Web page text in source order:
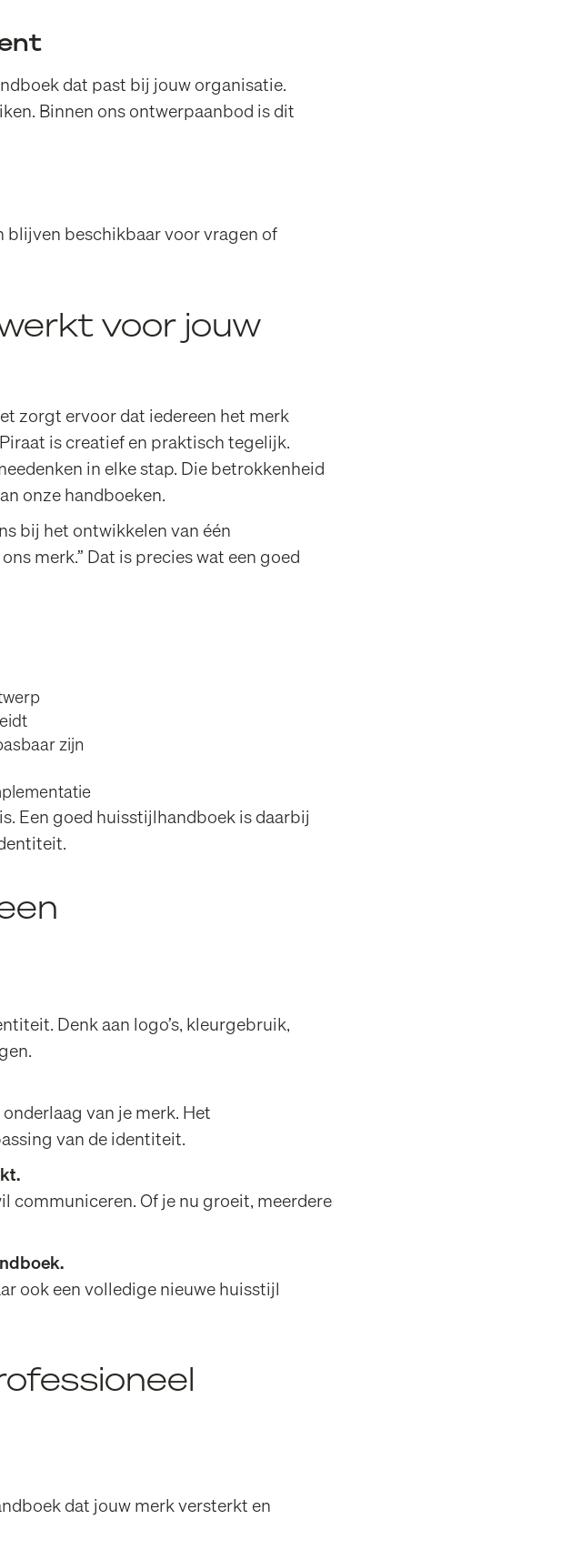
dat past bij jouw organisatie.
Binnen ons ontwerpaanbod is dit
blijven beschikbaar voor vragen of
voor jouw
zorgt ervoor dat iedereen het merk
is creatief en praktisch tegelijk.
in elke stap. Die betrokkenheid
onze handboeken.
bij het ontwikkelen van één
merk.” Dat is precies wat een goed
zijn
Een goed huisstijlhandboek is daarbij
Denk aan logo’s, kleurgebruik,
van je merk. Het
van de identiteit.
communiceren. Of je nu groeit, meerdere
ook een volledige nieuwe huisstijl
dat jouw merk versterkt en